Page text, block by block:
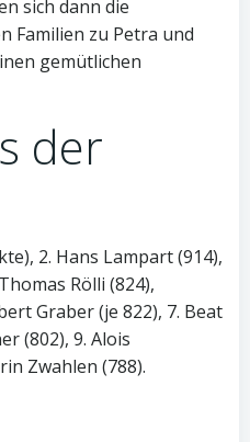
sich dann die
Familien zu Petra und
gemütlichen
der
2. Hans Lampart (914),
Rölli (824),
Graber (je 822), 7. Beat
(802), 9. Alois
Zwahlen (788).